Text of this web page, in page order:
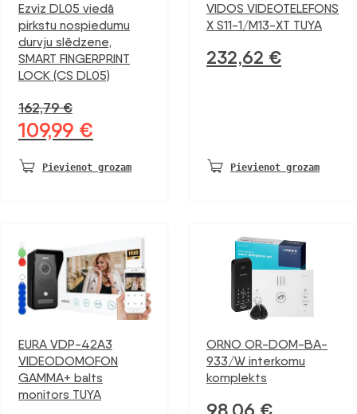
Ezviz DL05 viedā
pirkstu nospiedumu
durvju slēdzene,
SMART FINGERPRINT
LOCK (CS DL05)
162,79€
Sākotnējā
bija:
109,99 €
ir:
Pievienot grozam
VIDOS VIDEOTELEFONS
X S11-1/M13-XT TUYA
232,62 €
Pievienot grozam
EURA VDP-42A3
VIDEODOMOFON
GAMMA+ balts
monitors TUYA
ORNO OR-DOM-BA-
933/W interkomu
komplekts